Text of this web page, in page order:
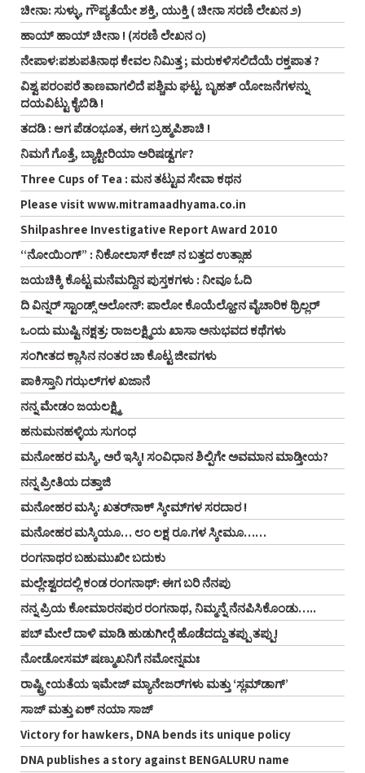
ಚೀನಾ: ಸುಳ್ಳು, ಗೌಪ್ಯತೆಯೇ ಶಕ್ತಿ, ಯುಕ್ತಿ ( ಚೀನಾ ಸರಣಿ ಲೇಖನ ೨)
ಹಾಯ್ ಹಾಯ್ ಚೀನಾ ! (ಸರಣಿ ಲೇಖನ ೧)
ನೇಪಾಳ:ಪಶುಪತಿನಾಥ ಕೇವಲ ನಿಮಿತ್ತ ; ಮರುಕಳಿಸಲಿದೆಯೆ ರಕ್ತಪಾತ ?
ವಿಶ್ವ ಪರಂಪರೆ ತಾಣವಾಗಲಿದೆ ಪಶ್ಚಿಮ ಘಟ್ಟ. ಬೃಹತ್ ಯೋಜನೆಗಳನ್ನು
ದಯವಿಟ್ಟು ಕೈಬಿಡಿ !
ತದಡಿ : ಆಗ ಪೆಡಂಭೂತ, ಈಗ ಬ್ರಹ್ಮಪಿಶಾಚಿ !
ನಿಮಗೆ ಗೊತ್ತೆ, ಬ್ಯಾಕ್ಟೀರಿಯಾ ಅರಿಷಡ್ವರ್ಗ?
Three Cups of Tea : ಮನ ತಟ್ಟುವ ಸೇವಾ ಕಥನ
Please visit www.mitramaadhyama.co.in
Shilpashree Investigative Report Award 2010
“ನೋಯಿಂಗ್” : ನಿಕೋಲಾಸ್ ಕೇಜ್ ನ ಬತ್ತದ ಉತ್ಸಾಹ
ಜಯಚಿಕ್ಕಿ ಕೊಟ್ಟ ಮನೆಮದ್ದಿನ ಪುಸ್ತಕಗಳು : ನೀವೂ ಓದಿ
ದಿ ವಿನ್ನರ್ ಸ್ಟಾಂಡ್ಸ್ ಅಲೋನ್: ಪಾಲೋ ಕೊಯೆಲ್ಹೋನ ವೈಚಾರಿಕ ಥ್ರಿಲ್ಲರ್
ಒಂದು ಮುಷ್ಟಿ ನಕ್ಷತ್ರ: ರಾಜಲಕ್ಷ್ಮಿಯ ಖಾಸಾ ಅನುಭವದ ಕಥೆಗಳು
ಸಂಗೀತದ ಕ್ಲಾಸಿನ ನಂತರ ಚಾ ಕೊಟ್ಟ ಜೀವಗಳು
ಪಾಕಿಸ್ತಾನಿ ಗಝಲ್‌ಗಳ ಖಜಾನೆ
ನನ್ನ ಮೇಡಂ ಜಯಲಕ್ಷ್ಮಿ
ಹನುಮನಹಳ್ಳಿಯ ಸುಗಂಧ
ಮನೋಹರ ಮಸ್ಕಿ, ಅರೆ ಇಸ್ಕಿ! ಸಂವಿಧಾನ ಶಿಲ್ಪಿಗೇ ಅವಮಾನ ಮಾಡ್ತೀಯ?
ನನ್ನ ಪ್ರೀತಿಯ ದತ್ತಾಜಿ
ಮನೋಹರ ಮಸ್ಕಿ: ಖತರ್‌ನಾಕ್ ಸ್ಕೀಮ್‌ಗಳ ಸರದಾರ !
ಮನೋಹರ ಮಸ್ಕಿಯೂ… ೮೦ ಲಕ್ಷ ರೂ.ಗಳ ಸ್ಕೀಮೂ……
ರಂಗನಾಥರ ಬಹುಮುಖೀ ಬದುಕು
ಮಲ್ಲೇಶ್ವರದಲ್ಲಿ ಕಂಡ ರಂಗನಾಥ್: ಈಗ ಬರಿ ನೆನಪು
ನನ್ನ ಪ್ರಿಯ ಕೋಮಾರನಪುರ ರಂಗನಾಥ, ನಿಮ್ಮನ್ನೆ ನೆನಪಿಸಿಕೊಂಡು…..
ಪಬ್ ಮೇಲೆ ದಾಳಿ ಮಾಡಿ ಹುಡುಗೀರ್‍ಗೆ ಹೊಡೆದದ್ದು ತಪ್ಪು ತಪ್ಪು!
ನೋಡೋಸಮ್ ಷಣ್ಮುಖನಿಗೆ ನಮೋನ್ನಮಃ
ರಾಷ್ಟ್ರೀಯತೆಯ ಇಮೇಜ್ ಮ್ಯಾನೇಜರ್‌ಗಳು ಮತ್ತು ‘ಸ್ಲಮ್‌ಡಾಗ್’
ಸಾಜ್ ಮತ್ತು ಏಕ್ ನಯಾ ಸಾಜ್
Victory for hawkers, DNA bends its unique policy
DNA publishes a story against BENGALURU name